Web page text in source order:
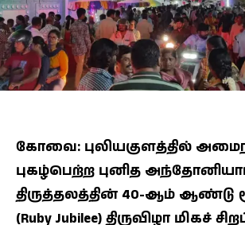
கோவை: புலியகுளத்தில்
புகழ்பெற்ற புனித
திருத்தலத்தின் 40-ஆம் ஆண்டு
(Ruby Jubilee) திருவிழா மிகச்